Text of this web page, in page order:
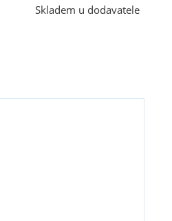
Skladem u dodavatele